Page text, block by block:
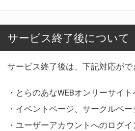
サービス終了後について
サービス終了後は、下記対応がで
・とらのあなWEBオンリーサイ
・イベントページ、サークルペ
・ユーザーアカウントへのログイ